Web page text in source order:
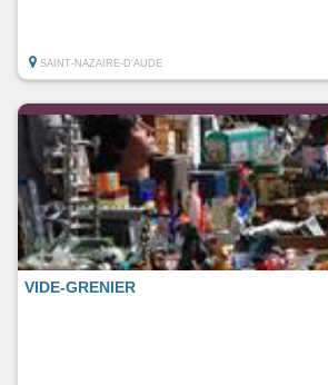
SAINT-NAZAIRE-D'AUDE
VIDE-GRENIER